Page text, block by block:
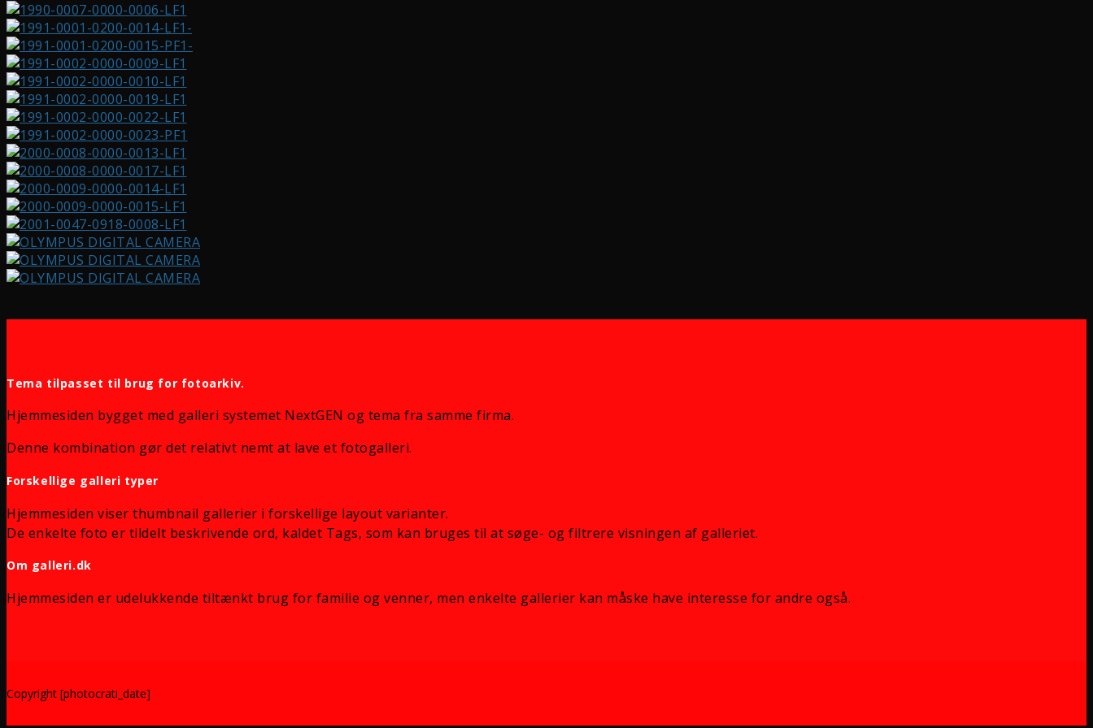
Tema tilpasset til brug for fotoarkiv.
Hjemmesiden bygget med galleri systemet NextGEN og tema fra samme firma.
Denne kombination gør det relativt nemt at lave et fotogalleri.
Forskellige galleri typer
Hjemmesiden viser thumbnail gallerier i forskellige layout varianter.
De enkelte foto er tildelt beskrivende ord, kaldet Tags, som kan bruges til at søge- og filtrere visningen af galleriet.
Om galleri.dk
Hjemmesiden er udelukkende tiltænkt brug for familie og venner, men enkelte gallerier kan måske have interesse for andre også.
Copyright [photocrati_date]